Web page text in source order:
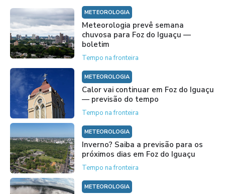
METEOROLOGIA
Meteorologia prevê semana
chuvosa para Foz do Iguaçu —
boletim
Tempo na fronteira
METEOROLOGIA
Calor vai continuar em Foz do Iguaçu
— previsão do tempo
Tempo na fronteira
METEOROLOGIA
Inverno? Saiba a previsão para os
próximos dias em Foz do Iguaçu
Tempo na fronteira
METEOROLOGIA